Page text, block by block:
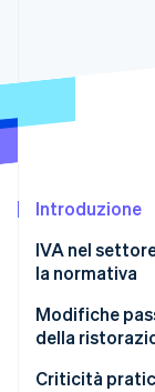
Costituzione
Identity
Scopri
Introduzione
IVA nel
la normativa
Tipologie di
Modifiche
della
Criticità